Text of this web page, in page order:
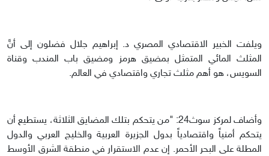
ويلفت الخبير الاقتصادي المصري د. إبراهيم جلال فضلون إلى أنَّ
المثلث المائي المتمثل بمضيق هرمز ومضيق باب المندب وقناة
السويس، هو أهم مثلث تجاري واقتصادي في العالم.
وأضاف لمركز سوث24: "من يتحكم بتلك المضايق الثلاثة، يستطيع أن
يتحكم أمنياً واقتصادياً بدول الجزيرة العربية والخليج العربي والدول
المطلة على البحر الأحمر. إن عدم الاستقرار في منطقة الشرق الأوسط